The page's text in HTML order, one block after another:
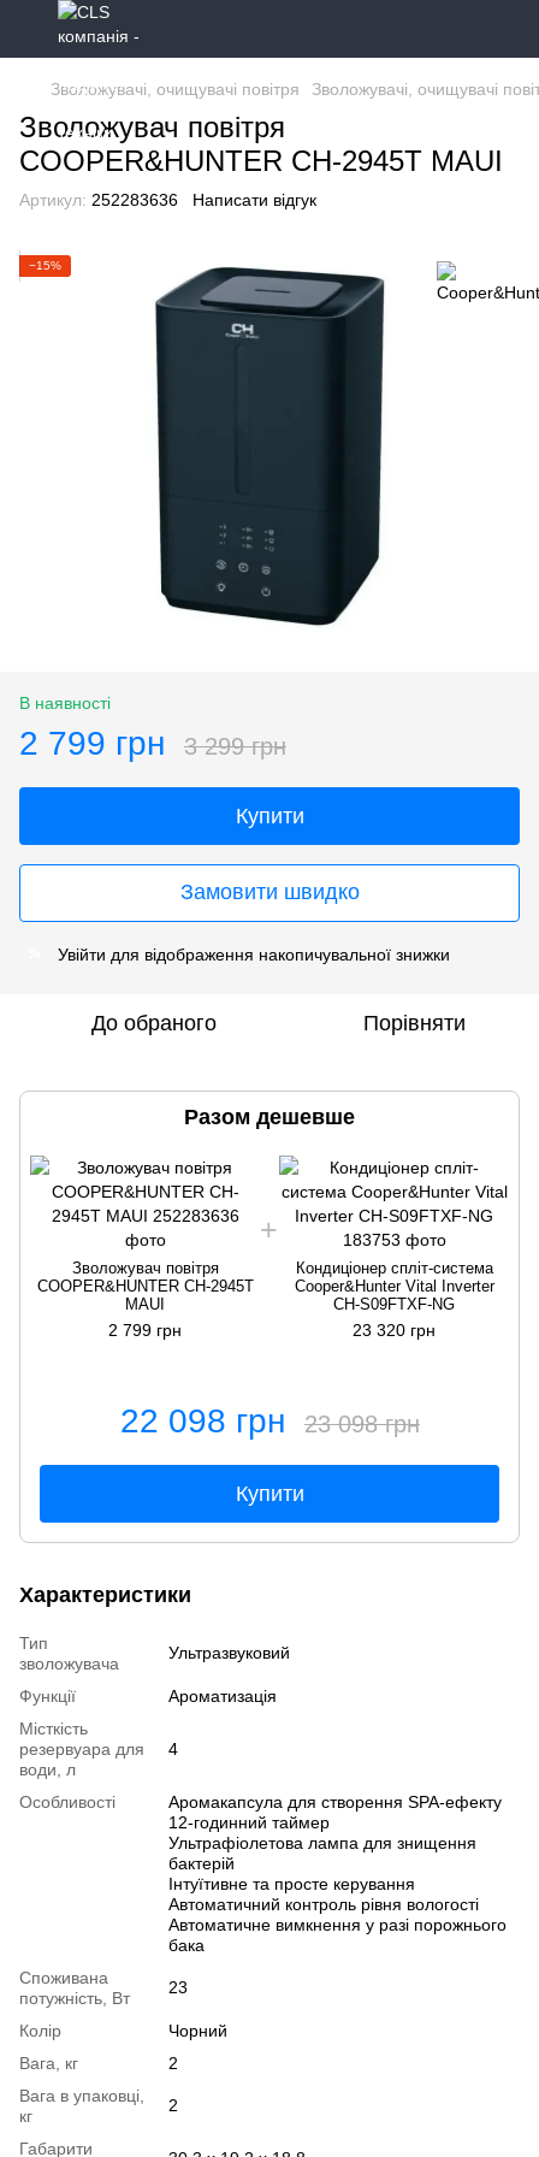
Зволожувачі, очищувачі повітря Зволожувачі, очищувачі
Зволожувач повітря
COOPER&HUNTER CH-2945T MAUI
Артикул: 252283636 Написати відгук
−15%
В наявності
2 799 грн 3 299 грн
Купити
Замовити швидко
Увійти для відображення накопичувальної знижки
До обраного Порівняти
Разом дешевше
Зволожувач повітря
COOPER&HUNTER CH-2945T
MAUI
2 799 грн
Кондиціонер спліт-система
Cooper&Hunter Vital Inverter
CH-S09FTXF-NG
23 320 грн
22 098 грн 23 098 грн
Купити
Характеристики
Тип
зволожувача
Ультразвуковий
Функції
Ароматизація
Місткість
резервуара для
води, л
4
Особливості
Аромакапсула для створення SPA-ефекту
12-годинний таймер
Ультрафіолетова лампа для знищення
бактерій
Інтуїтивне та просте керування
Автоматичний контроль рівня вологості
Автоматичне вимкнення у разі порожнього
бака
Споживана
потужність, Вт
23
Колір
Чорний
Вага, кг
2
Вага в упаковці,
кг
2
Габарити